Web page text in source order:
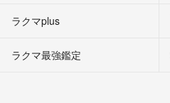
ラクマplus
ラクマ最強鑑定